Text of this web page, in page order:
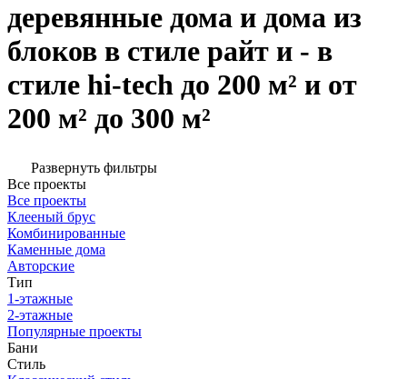
деревянные дома и дома из
блоков в стиле райт и - в
стиле hi-tech до 200 м² и от
200 м² до 300 м²
Развернуть фильтры
Все проекты
Все проекты
Клееный брус
Комбинированные
Каменные дома
Авторские
Тип
1-этажные
2-этажные
Популярные проекты
Бани
Стиль